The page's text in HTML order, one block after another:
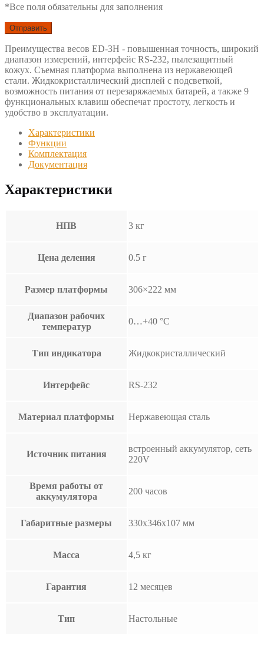
*Все поля обязательны для заполнения
Преимущества весов ED-3H - повышенная точность, широкий
диапазон измерений, интерфейс RS-232, пылезащитный
кожух. Съемная платформа выполнена из нержавеющей
стали. Жидкокристаллический дисплей с подсветкой,
возможность питания от перезаряжаемых батарей, а также 9
функциональных клавиш обеспечат простоту, легкость и
удобство в эксплуатации.
Характеристики
Функции
Комплектация
Документация
Характеристики
НПВ 3 кг
Цена деления 0.5 г
Размер платформы 306×222 мм
Диапазон рабочих
температур
0…+40 °С
Тип индикатора Жидкокристаллический
Интерфейс RS-232
Материал платформы Нержавеющая сталь
Источник питания
встроенный аккумулятор, сеть
220V
Время работы от
аккумулятора
200 часов
Габаритные размеры 330x346x107 мм
Масса 4,5 кг
Гарантия 12 месяцев
Тип Настольные